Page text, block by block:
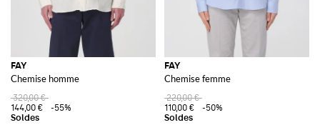
FAY
Chemise homme
320,00 €
144,00 €
-55%
FAY
Chemise femme
220,00 €
110,00 €
-50%